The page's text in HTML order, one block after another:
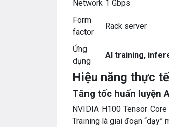
Network 1 Gbps
Form
factor
Rack server
Ứng
dụng
AI training,
Hiệu năng thực
Tăng tốc huấn luyện
NVIDIA H100 Tensor
Training là giai đoạn “dạy”